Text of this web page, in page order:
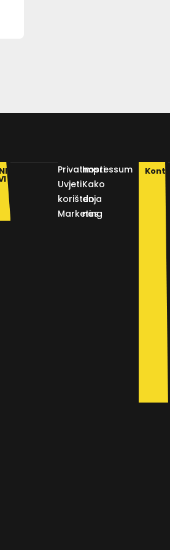
Privatnosti
Uvjeti
korištenja
Marketing
Impressum
Kako
do
nas